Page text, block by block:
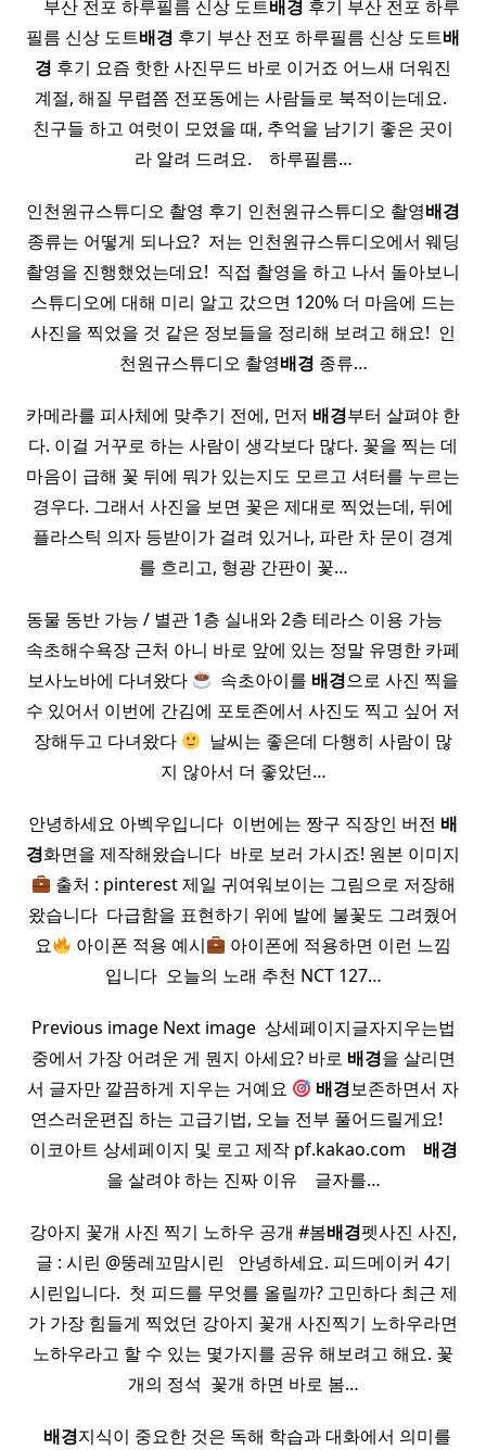
​ ​ ​ ​ 부산 전포 하루필름 신상 도트배경 후기 부산 전포 하루
필름 신상 도트배경 후기 부산 전포 하루필름 신상 도트배
경 후기 요즘 핫한 사진무드 바로 이거죠 어느새 더워진
계절, 해질 무렵쯤 전포동에는 사람들로 북적이는데요. ​
친구들 하고 여럿이 모였을 때, 추억을 남기기 좋은 곳이
라 알려 드려요. ​ ​ ​ 하루필름…
인천원규스튜디오 촬영 후기 인천원규스튜디오 촬영배경
종류는 어떻게 되나요? ​ 저는 인천원규스튜디오에서 웨딩
촬영을 진행했었는데요! ​ 직접 촬영을 하고 나서 돌아보니
스튜디오에 대해 미리 알고 갔으면 120% 더 마음에 드는
사진을 찍었을 것 같은 정보들을 정리해 보려고 해요! ​ 인
천원규스튜디오 촬영배경 종류…
카메라를 피사체에 맞추기 전에, 먼저 배경부터 살펴야 한
다. 이걸 거꾸로 하는 사람이 생각보다 많다. 꽃을 찍는 데
마음이 급해 꽃 뒤에 뭐가 있는지도 모르고 셔터를 누르는
경우다. 그래서 사진을 보면 꽃은 제대로 찍었는데, 뒤에
플라스틱 의자 등받이가 걸려 있거나, 파란 차 문이 경계
를 흐리고, 형광 간판이 꽃…
동물 동반 가능 / 별관 1층 실내와 2층 테라스 이용 가능 ​ ​ ​ ​
속초해수욕장 근처 아니 바로 앞에 있는 정말 유명한 카페
보사노바에 다녀왔다
​ 속초아이를 배경으로 사진 찍을
수 있어서 이번에 간김에 포토존에서 사진도 찍고 싶어 저
장해두고 다녀왔다
​ 날씨는 좋은데 다행히 사람이 많
지 않아서 더 좋았던…
안녕하세요 아벡우입니다 ​ 이번에는 짱구 직장인 버전 배
경화면을 제작해왔습니다 ​ 바로 보러 가시죠! 원본 이미지
출처 : pinterest 제일 귀여워보이는 그림으로 저장해
왔습니다 ​ 다급함을 표현하기 위에 발에 불꽃도 그려줬어
요
아이폰 적용 예시
아이폰에 적용하면 이런 느낌
입니다 ​ 오늘의 노래 추천 NCT 127…
Previous image Next image ​ 상세페이지글자지우는법
중에서 가장 어려운 게 뭔지 아세요? 바로 배경을 살리면
서 글자만 깔끔하게 지우는 거예요
배경보존하면서 자
연스러운편집 하는 고급기법, 오늘 전부 풀어드릴게요! ​ ​ ​
이코아트 상세페이지 및 로고 제작 pf.kakao.com ​ ​ ​ 배경
을 살려야 하는 진짜 이유 ​ ​ ​ 글자를…
강아지 꽃개 사진 찍기 노하우 공개 #봄배경펫사진 사진,
글 : 시린 @뚱레꼬맘시린 ​ ​ 안녕하세요. 피드메이커 4기
시린입니다. ​ 첫 피드를 무엇를 올릴까? 고민하다 최근 제
가 가장 힘들게 찍었던 강아지 꽃개 사진찍기 노하우라면
노하우라고 할 수 있는 몇가지를 공유 해보려고 해요. 꽃
개의 정석 ​ 꽃개 하면 바로 봄…
배경지식이 중요한 것은 독해 학습과 대화에서 의미를